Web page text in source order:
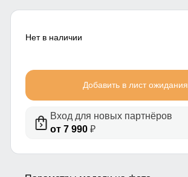
Нет в наличии
Добавить в лист ожидания
Вход для новых партнёров
от 7 990₽